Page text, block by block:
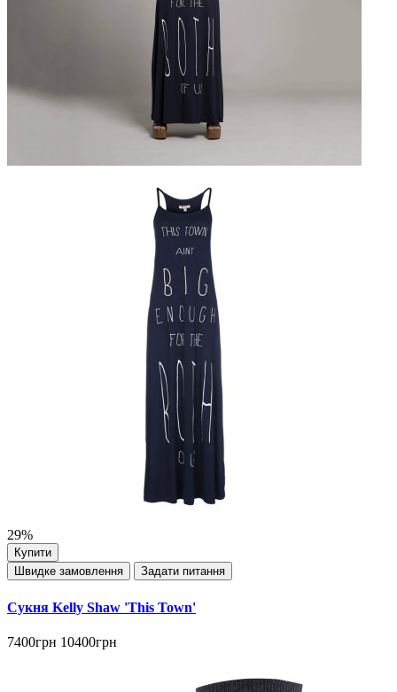
29%
Купити
Швидке замовлення
Задати питання
Сукня Kelly Shaw 'This Town'
7400грн 10400грн